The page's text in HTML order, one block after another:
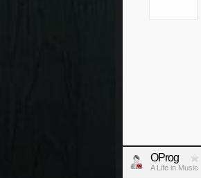
OProg
A Life in Music